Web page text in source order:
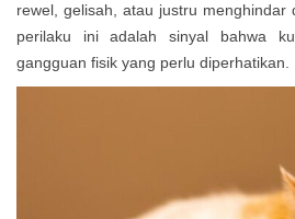
rewel, gelisah, atau justru menghindar
perilaku ini adalah sinyal bahwa
gangguan fisik yang perlu diperhatikan.